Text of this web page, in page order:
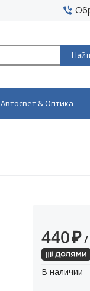
Автосвет & Оптика
440₽ /
В наличии